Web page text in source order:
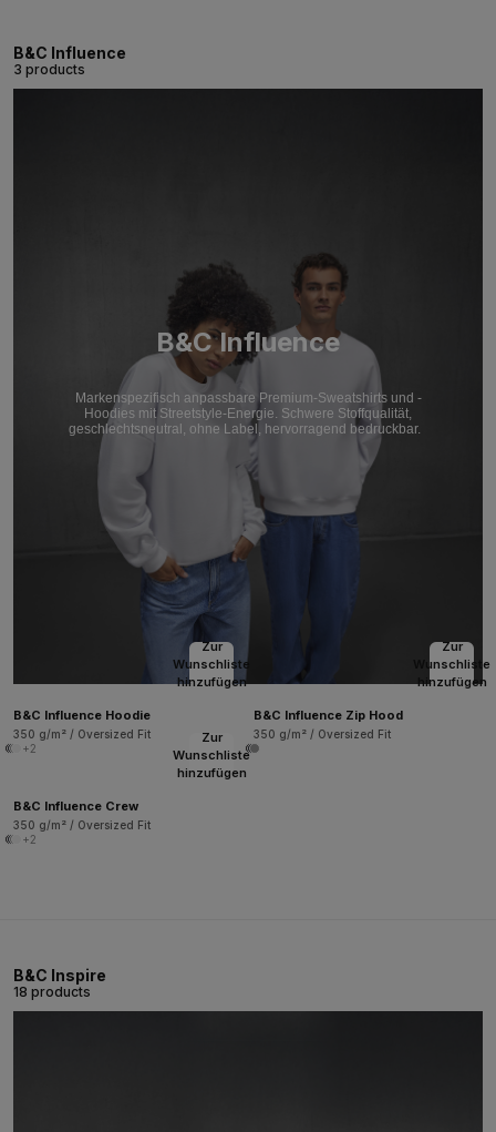
B&C Influence
3 products
B&C Influence
Markenspezifisch anpassbare Premium-Sweatshirts und -
Hoodies mit Streetstyle-Energie. Schwere Stoffqualität,
geschlechtsneutral, ohne Label, hervorragend bedruckbar.
Zur
Wunschliste
hinzufügen
B&C Influence Hoodie
350 g/m² / Oversized Fit
+2
Zur
Wunschliste
hinzufügen
B&C Influence Zip Hood
350 g/m² / Oversized Fit
Zur
Wunschliste
hinzufügen
B&C Influence Crew
350 g/m² / Oversized Fit
+2
B&C Inspire
18 products